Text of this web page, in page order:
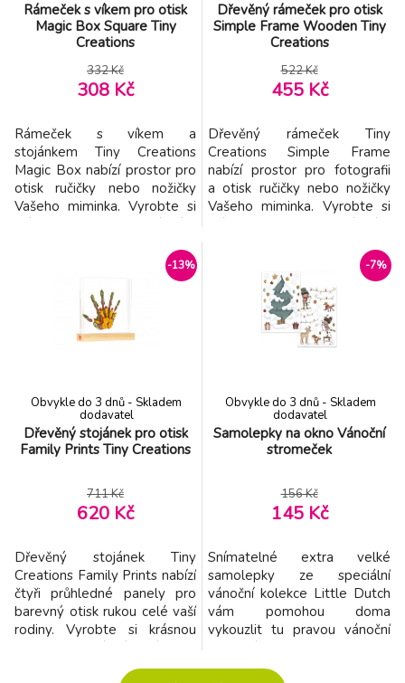
Rámeček s víkem pro otisk
Magic Box Square Tiny
Creations
332 Kč
308 Kč
Rámeček s víkem a
stojánkem Tiny Creations
Magic Box nabízí prostor pro
otisk ručičky nebo nožičky
Vašeho miminka. Vyrobte si
vzpomínky na krásné období
po narození vašeho dítěte.
Použití dle přiloženého
návodu je jednoduché, rychlé
a bez nepořádku. Balení
Dřevěný rámeček pro otisk
Simple Frame Wooden Tiny
Creations
522 Kč
455 Kč
Dřevěný rámeček Tiny
Creations Simple Frame
nabízí prostor pro fotografii
a otisk ručičky nebo nožičky
Vašeho miminka. Vyrobte si
vzpomínky na krásné období
po narození vašeho dítěte.
Použití dle přiloženého
návodu je jednoduché, rychlé
a bez nepořádku. Balení
obsahuje rámeček a vše, co p
-13%
Dřevěný stojánek pro otisk
Family Prints Tiny Creations
Obvykle do 3 dnů - Skladem
dodavatel
711 Kč
620 Kč
Dřevěný stojánek Tiny
Creations Family Prints nabízí
čtyři průhledné panely pro
barevný otisk rukou celé vaší
rodiny. Vyrobte si krásnou
pomůže uchovat vzpomínky
-7%
Samolepky na okno Vánoční
stromeček
Obvykle do 3 dnů - Skladem
dodavatel
156 Kč
145 Kč
Snímatelné extra velké
samolepky ze speciální
vánoční kolekce Little Dutch
vám pomohou doma
vykouzlit tu pravou vánoční
určené pro použití na okně či